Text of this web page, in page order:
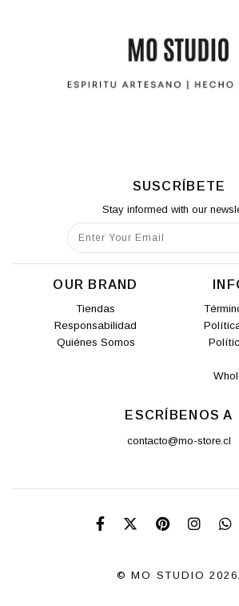
SUSCRÍBETE
Stay informed with our
OUR BRAND
Tiendas
Responsabilidad
Quiénes Somos
ESCRÍBENOS A
contacto@mo-store.cl
© MO STUDIO 2026.